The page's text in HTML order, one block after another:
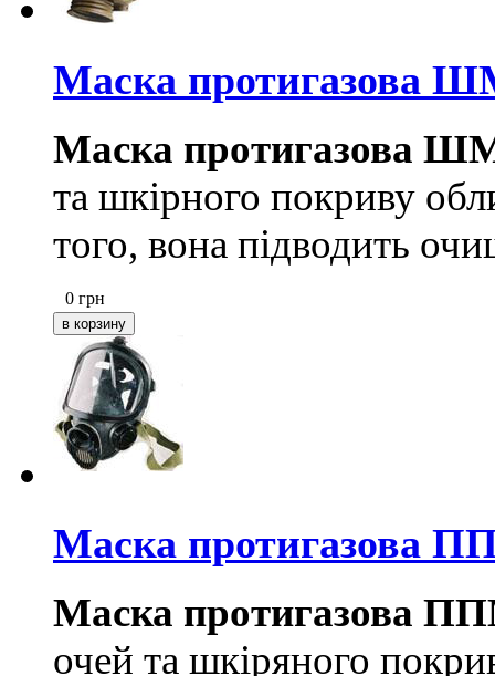
Маска протигазова
Маска протигазова
та шкірного покриву
того, вона підводить
0 грн
Маска протигазова
Маска протигазова
очей та шкіряного